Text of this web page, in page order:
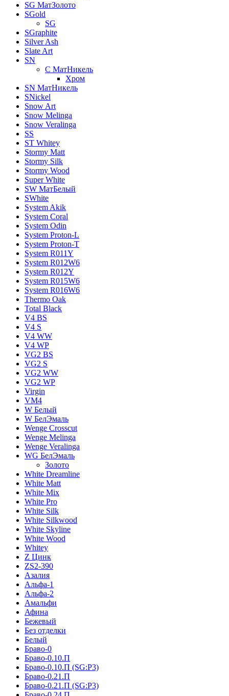
SG МатЗолото
SGold
SG
SGraphite
Silver Ash
Slate Art
SN
C МатНикель
Хром
SN МатНикель
SNickel
Snow Art
Snow Melinga
Snow Veralinga
SS
ST Whitey
Stormy Matt
Stormy Silk
Stormy Wood
Super White
SW МатБелый
SWhite
System Akik
System Coral
System Odin
System Proton-L
System Proton-T
System R011Y
System R012W6
System R012Y
System R015W6
System R016W6
Thermo Oak
Total Black
V4 BS
V4 S
V4 WW
V4 WР
VG2 BS
VG2 S
VG2 WW
VG2 WР
Virgin
VM4
W Белый
W БелЭмаль
Wenge Crosscut
Wenge Melinga
Wenge Veralinga
WG БелЭмаль
Золото
White Dreamline
White Matt
White Mix
White Pro
White Silk
White Silkwood
White Skyline
White Wood
Whitey
Z Цинк
ZS2-390
Азалия
Альфа-1
Альфа-2
Амальфи
Афина
Бежевый
Без отделки
Белый
Браво-0
Браво-0.10.П
Браво-0.10.П (SG:P3)
Браво-0.21.П
Браво-0.21.П (SG:P3)